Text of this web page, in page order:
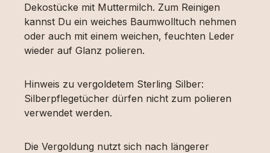
Dekostücke mit Muttermilch. Zum Reinigen
kannst Du ein weiches Baumwolltuch nehmen
oder auch mit einem weichen, feuchten Leder
wieder auf Glanz polieren.
Hinweis zu vergoldetem Sterling Silber:
Silberpflegetücher dürfen nicht zum polieren
verwendet werden.
Die Vergoldung nutzt sich nach längerer